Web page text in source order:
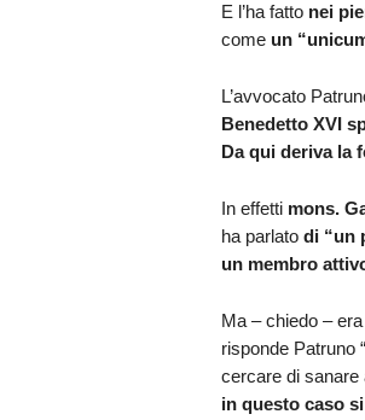
E l’ha fatto nei
come un
L’avvocato
Benedetto XVI
Da qui deriva la
In effetti mons.
ha parlato di “un
un membro
Ma – chiedo –
risponde Patruno “
cercare di sanare
in questo caso